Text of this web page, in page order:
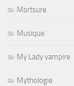
Mortsure
Musique
My Lady vampire
Mythologie